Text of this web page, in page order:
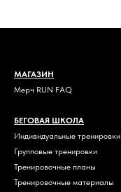
МАГАЗИН
Мерч RUN FAQ
БЕГОВАЯ ШКОЛА
Индивидуальные тренировки
Групповые тренировки
Тренировочные планы
Тренировочные материалы